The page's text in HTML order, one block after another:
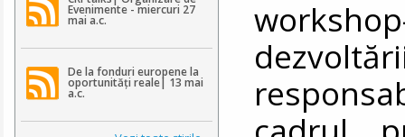
Evenimente - miercuri 27
mai a.c.
De la fonduri europene la
oportunități reale| 13 mai
a.c.